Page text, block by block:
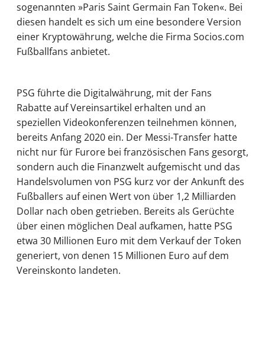
sogenannten »Paris Saint Germain Fan Token«. Bei
diesen handelt es sich um eine besondere Version
einer Kryptowährung, welche die Firma Socios.com
Fußballfans anbietet.
PSG führte die Digitalwährung, mit der Fans
Rabatte auf Vereinsartikel erhalten und an
speziellen Videokonferenzen teilnehmen können,
bereits Anfang 2020 ein. Der Messi-Transfer hatte
nicht nur für Furore bei französischen Fans gesorgt,
sondern auch die Finanzwelt aufgemischt und das
Handelsvolumen von PSG kurz vor der Ankunft des
Fußballers auf einen Wert von über 1,2 Milliarden
Dollar nach oben getrieben. Bereits als Gerüchte
über einen möglichen Deal aufkamen, hatte PSG
etwa 30 Millionen Euro mit dem Verkauf der Token
generiert, von denen 15 Millionen Euro auf dem
Vereinskonto landeten.